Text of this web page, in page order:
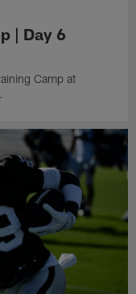
| Day 6
Camp at